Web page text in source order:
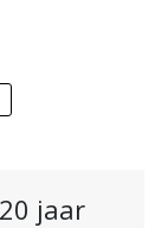
jaar